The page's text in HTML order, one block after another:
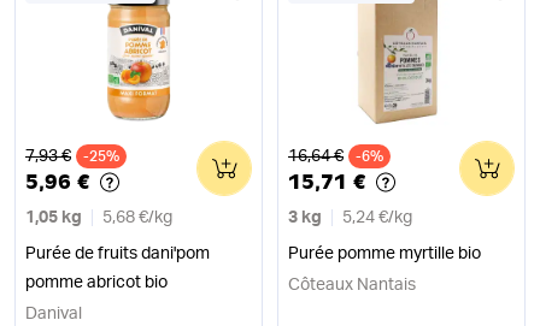
Ancien prix
7,93 € -25%
5,96 €
1,05 kg 5,68 €/ kg
Purée de fruits dani'pom
pomme abricot bio
0
Danival
Ancien prix
16,64 € -6%
15,71 €
3 kg 5,24 €/ kg
Purée pomme myrtille bio
0
Côteaux Nantais